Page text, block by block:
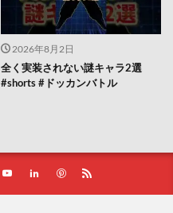
2026年8月2日
全く実装されない謎キャラ2選
#shorts #ドッカンバトル